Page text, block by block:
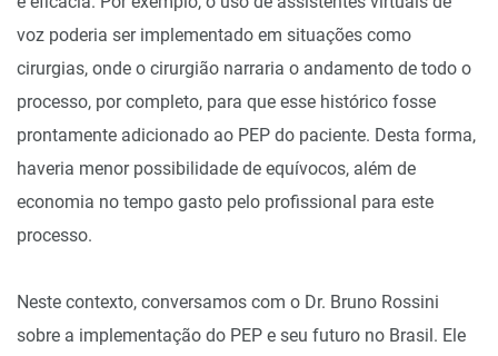
voz poderia ser implementado em situações como
cirurgias, onde o cirurgião narraria o andamento de todo o
processo, por completo, para que esse histórico fosse
prontamente adicionado ao PEP do paciente. Desta forma,
haveria menor possibilidade de equívocos, além de
economia no tempo gasto pelo profissional para este
processo.
Neste contexto, conversamos com o Dr. Bruno Rossini
sobre a implementação do PEP e seu futuro no Brasil. Ele